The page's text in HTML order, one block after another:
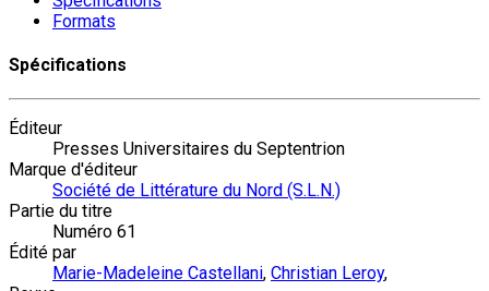
Formats
Spécifications
Éditeur
Presses Universitaires du Septentrion
Marque d'éditeur
Société de Littérature du Nord (S.L.N.)
Partie du titre
Numéro 61
Édité par
Marie-Madeleine Castellani, Christian Leroy,